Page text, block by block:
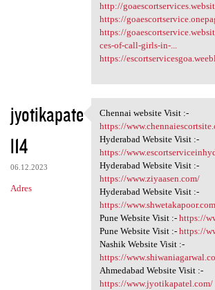
http://
https://
https://
ces-of-call-girls-in-...
https://
jyotikapate
l14
06.12.2023
Adres
Chennai website Visit :-
Chennai website Visit :-
https://
Hyderabad Website Visit :-
https://
Hyderabad Website Visit :-
https://www.ziyaasen.com/
Hyderabad Website Visit :-
https://
Pune Website Visit :- https://
Pune Website Visit :- https://
Nashik Website Visit :-
https://
Ahmedabad Website Visit :-
https://www.jyotikapatel.com/